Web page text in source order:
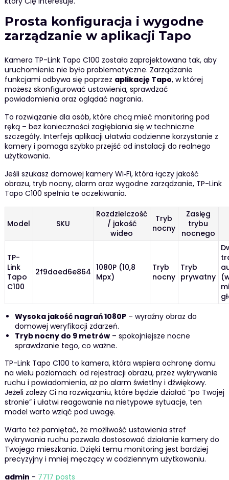
Prosta konfiguracja i wygodne
zarządzanie w aplikacji Tapo
Kamera TP-Link Tapo C100 została zaprojektowana tak, aby
uruchomienie nie było problematyczne. Zarządzanie
funkcjami odbywa się poprzez aplikację Tapo, w której
możesz skonfigurować ustawienia, sprawdzać
powiadomienia oraz oglądać nagrania.
To rozwiązanie dla osób, które chcą mieć monitoring pod
ręką – bez konieczności zagłębiania się w techniczne
szczegóły. Interfejs aplikacji ułatwia codzienne korzystanie z
kamery i pomaga szybko przejść od instalacji do realnego
użytkowania.
Jeśli szukasz domowej kamery Wi‑Fi, która łączy jakość
obrazu, tryb nocny, alarm oraz wygodne zarządzanie, TP-Link
Tapo C100 spełnia te oczekiwania.
Model SKU
Rozdzielczość
/ jakość
wideo
Tryb
nocny
Zasięg
trybu
nocnego
TP-
Link
Tapo
C100
2f9daed6e864 1080P (10,8
Mpx)
Tryb
nocny
Tryb
prywatny
Wysoka jakość nagrań 1080P– wyraźny obraz do
domowej weryfikacji zdarzeń.
Tryb nocny do 9 metrów– spokojniejsze nocne
sprawdzanie tego, co ważne.
TP-Link Tapo C100 to kamera, która wspiera ochronę domu
na wielu poziomach: od rejestracji obrazu, przez wykrywanie
ruchu i powiadomienia, aż po alarm świetlny i dźwiękowy.
Jeżeli zależy Ci na rozwiązaniu, które będzie działać “po Twojej
stronie” i ułatwi reagowanie na nietypowe sytuacje, ten
model warto wziąć pod uwagę.
Warto też pamiętać, że możliwość ustawienia stref
wykrywania ruchu pozwala dostosować działanie kamery do
Twojego mieszkania. Dzięki temu monitoring jest bardziej
precyzyjny i mniej męczący w codziennym użytkowaniu.
admin - 7717 posts